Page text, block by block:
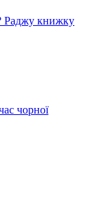
Раджу книжку
чорної